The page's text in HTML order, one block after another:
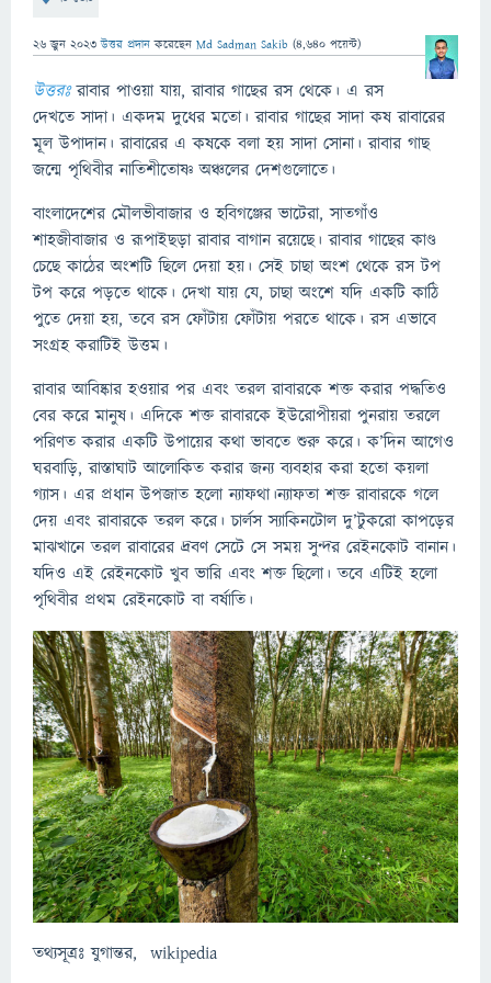
26 জুন 2023 উত্তর প্রদান করেছেন Md Sadman Sakib (4,640 পয়েন্ট)
উত্তরঃ রাবার পাওয়া যায়, রাবার গাছের রস থেকে। এ রস
দেখতে সাদা। একদম দুধের মতো। রাবার গাছের সাদা কষ রাবারের
মূল উপাদান। রাবারের এ কষকে বলা হয় সাদা সোনা। রাবার গাছ
জন্মে পৃথিবীর নাতিশীতোষ্ণ অঞ্চলের দেশগুলোতে।
বাংলাদেশের মৌলভীবাজার ও হবিগঞ্জের ভাটেরা, সাতগাঁও
শাহজীবাজার ও রূপাইছড়া রাবার বাগান রয়েছে। রাবার গাছের কাণ্ড
চেছে কাঠের অংশটি ছিলে দেয়া হয়। সেই চাছা অংশ থেকে রস টপ
টপ করে পড়তে থাকে। দেখা যায় যে, চাছা অংশে যদি একটি কাঠি
পুতে দেয়া হয়, তবে রস ফোঁটায় ফোঁটায় পরতে থাকে। রস এভাবে
সংগ্রহ করাটিই উত্তম।
রাবার আবিষ্কার হওয়ার পর এবং তরল রাবারকে শক্ত করার পদ্ধতিও
বের করে মানুষ। এদিকে শক্ত রাবারকে ইউরোপীয়রা পুনরায় তরলে
পরিণত করার একটি উপায়ের কথা ভাবতে শুরু করে। ক’দিন আগেও
ঘরবাড়ি, রাস্তাঘাট আলোকিত করার জন্য ব্যবহার করা হতো কয়লা
গ্যাস। এর প্রধান উপজাত হলো ন্যাফথা।ন্যাফতা শক্ত রাবারকে গলে
দেয় এবং রাবারকে তরল করে। চার্লস স্যাকিনটোল দু’টুকরো কাপড়ের
মাঝখানে তরল রাবারের দ্রবণ সেটে সে সময় সুন্দর রেইনকোট বানান।
যদিও এই রেইনকোট খুব ভারি এবং শক্ত ছিলো। তবে এটিই হলো
পৃথিবীর প্রথম রেইনকোট বা বর্ষাতি।
তথ্যসূত্রঃ যুগান্তর, wikipedia